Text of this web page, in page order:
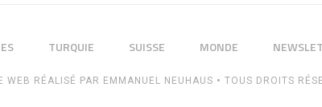
TURQUIE SUISSE MONDE
WEB RÉALISÉ PAR EMMANUEL NEUHAUS • TOUS DROITS